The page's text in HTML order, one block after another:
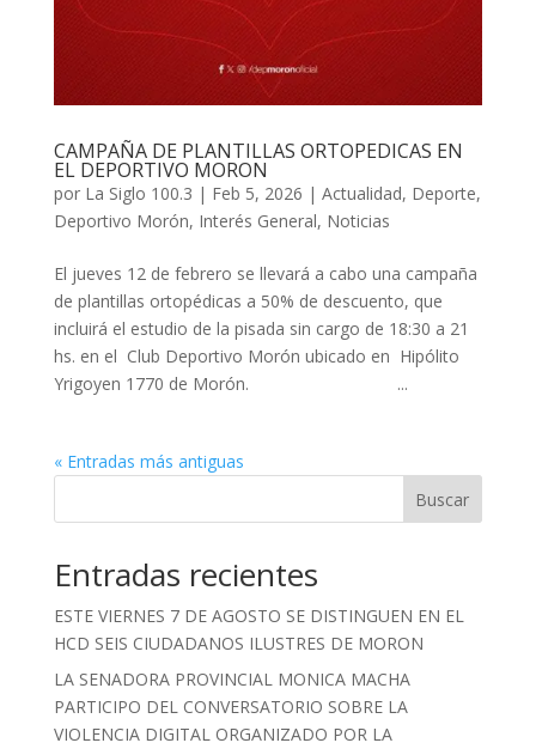
CAMPAÑA DE PLANTILLAS ORTOPEDICAS EN
EL DEPORTIVO MORON
por La Siglo 100.3 | Feb 5, 2026 | Actualidad, Deporte,
Deportivo Morón, Interés General, Noticias
El jueves 12 de febrero se llevará a cabo una campaña
de plantillas ortopédicas a 50% de descuento, que
incluirá el estudio de la pisada sin cargo de 18:30 a 21
hs. en el Club Deportivo Morón ubicado en Hipólito
Yrigoyen 1770 de Morón. ...
« Entradas más antiguas
Buscar
Entradas recientes
ESTE VIERNES 7 DE AGOSTO SE DISTINGUEN EN EL
HCD SEIS CIUDADANOS ILUSTRES DE MORON
LA SENADORA PROVINCIAL MONICA MACHA
PARTICIPO DEL CONVERSATORIO SOBRE LA
VIOLENCIA DIGITAL ORGANIZADO POR LA